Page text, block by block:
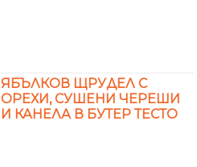
ЯБЪЛКОВ ЩРУДЕЛ С
ОРЕХИ, СУШЕНИ ЧЕРЕШИ
И КАНЕЛА В БУТЕР ТЕСТО